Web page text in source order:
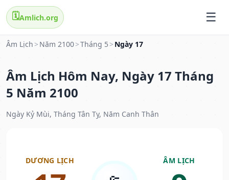
🗓️Amlich.org
Âm Lịch > Năm 2100>Tháng 5 > Ngày 17
Âm Lịch Hôm Nay, Ngày 17 Tháng
5 Năm 2100
Ngày Kỷ Mùi, Tháng Tân Tỵ, Năm Canh Thân
DƯƠNG LỊCH ÂM LỊCH